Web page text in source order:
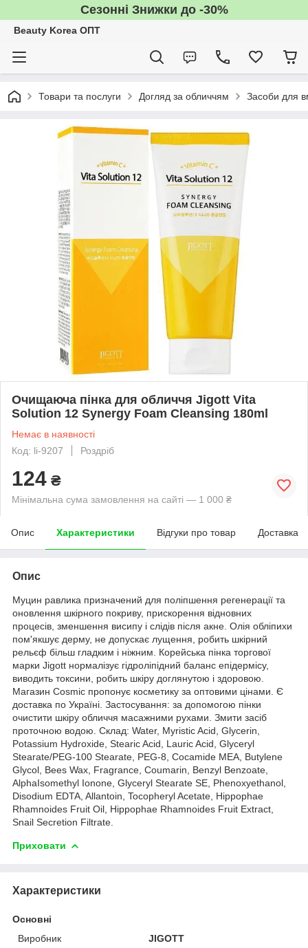
Сезонні Знижки до -30%
Beauty Korea ОПТ
Товари та послуги Догляд за обличчям Засоби для
Очищаюча пінка для обличчя Jigott Vita
Solution 12 Synergy Foam Cleansing 180ml
Немає в наявності
Код: li-9207
Роздріб
124 ₴
Мінімальна сума замовлення на сайті — 1 000 ₴
Опис Характеристики Відгуки про товар Доставка
Опис
Муцин равлика призначений для поліпшення регенерації та
оновлення шкірного покриву, прискорення відновних
процесів, зменшення висипу і слідів після акне. Олія обліпихи
пом'якшує дерму, не допускає лущення, робить шкірний
рельєф більш гладким і ніжним. Корейська пінка торгової
марки Jigott нормалізує гідроліпідний баланс епідермісу,
виводить токсини, робить шкіру доглянутою і здоровою.
Магазин Cosmic пропонує косметику за оптовими цінами. Є
доставка по Україні. Застосування: за допомогою пінки
очистити шкіру обличчя масажними рухами. Змити засіб
проточною водою. Склад: Water, Myristic Acid, Glycerin,
Potassium Hydroxide, Stearic Acid, Lauric Acid, Glyceryl
Stearate/PEG-100 Stearate, PEG-8, Cocamide MEA, Butylene
Glycol, Bees Wax, Fragrance, Coumarin, Benzyl Benzoate,
AlphaIsomethyl Ionone, Glyceryl Stearate SE, Phenoxyethanol,
Disodium EDTA, Allantoin, Tocopheryl Acetate, Hippophae
Rhamnoides Fruit Oil, Hippophae Rhamnoides Fruit Extract,
Snail Secretion Filtrate.
Приховати
Характеристики
Основні
Виробник
JIGOTT